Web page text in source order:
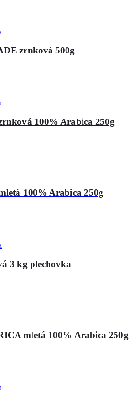
zrnková 500g
100% Arabica 250g
100% Arabica 250g
3 kg plechovka
mletá 100% Arabica 250g